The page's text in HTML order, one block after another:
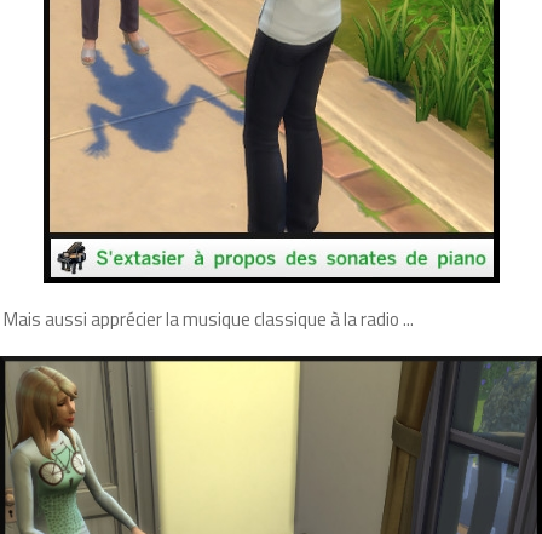
Mais aussi apprécier la musique classique à la radio ...